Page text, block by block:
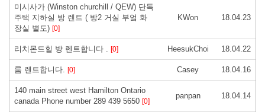
미시사가 (Winston churchill / QEW) 단독
주택 지하실 방 렌트 ( 방2 거실 부엌 화
장실 별도) [0]
KWon 18.04.23
리치몬드힐 방 렌트합니다 . [0] HeesukChoi 18.04.22
룸 렌트합니다. [0] Casey 18.04.16
140 main street west Hamilton Ontario
canada Phone number 289 439 5650 [0]
panpan 18.04.14